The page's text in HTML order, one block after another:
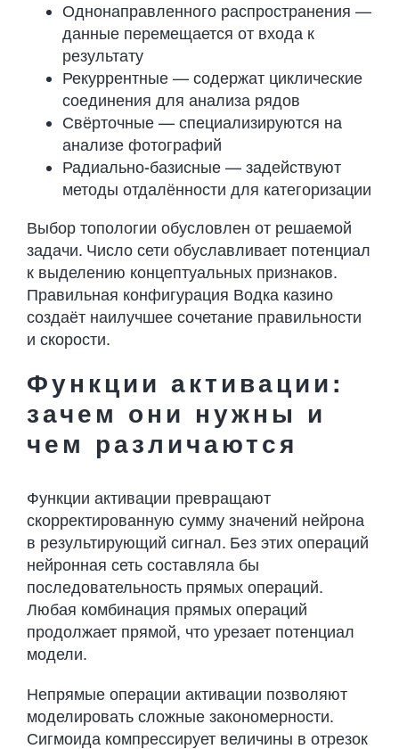
Однонаправленного распространения —
данные перемещается от входа к
результату
Рекуррентные — содержат циклические
соединения для анализа рядов
Свёрточные — специализируются на
анализе фотографий
Радиально-базисные — задействуют
методы отдалённости для категоризации
Выбор топологии обусловлен от решаемой
задачи. Число сети обуславливает потенциал
к выделению концептуальных признаков.
Правильная конфигурация Водка казино
создаёт наилучшее сочетание правильности
и скорости.
Функции активации:
зачем они нужны и
чем различаются
Функции активации превращают
скорректированную сумму значений нейрона
в результирующий сигнал. Без этих операций
нейронная сеть составляла бы
последовательность прямых операций.
Любая комбинация прямых операций
продолжает прямой, что урезает потенциал
модели.
Непрямые операции активации позволяют
моделировать сложные закономерности.
Сигмоида компрессирует величины в отрезок